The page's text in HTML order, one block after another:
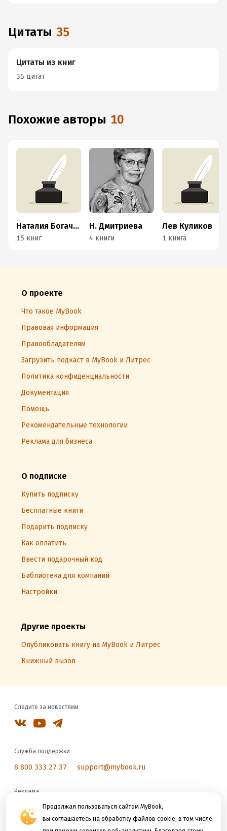
Продолжая пользоваться сайтом MyBook,
вы соглашаетесь на обработку файлов cookie, в том числе
Цитаты 35
Цитаты из книг
35 цитат
Похожие авторы 10
Наталия Богачкина
15 книг
Н. Дмитриева
4 книги
Лев Куликов
1 книга
О проекте
Что такое MyBook
Правовая информация
Правообладателям
Загрузить подкаст в MyBook и Литрес
Политика конфиденциальности
Документация
Помощь
Рекомендательные технологии
Реклама для бизнеса
О подписке
Купить подписку
Бесплатные книги
Подарить подписку
Как оплатить
Ввести подарочный код
Библиотека для компаний
Настройки
Другие проекты
Опубликовать книгу на MyBook и Литрес
Книжный вызов
Следите за новостями
Служба поддержки
8 800 333 27 37 support@mybook.ru
Реклама
reklama@litres.ru